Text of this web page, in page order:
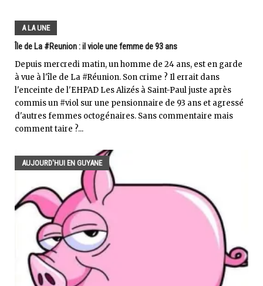
A LA UNE
Île de La #Reunion : il viole une femme de 93 ans
Depuis mercredi matin, un homme de 24 ans, est en garde
à vue à l'île de La #Réunion. Son crime ? Il errait dans
l'enceinte de l'EHPAD Les Alizés à Saint-Paul juste après
commis un #viol sur une pensionnaire de 93 ans et agressé
d'autres femmes octogénaires. Sans commentaire mais
comment taire ?...
AUJOURD'HUI EN GUYANE